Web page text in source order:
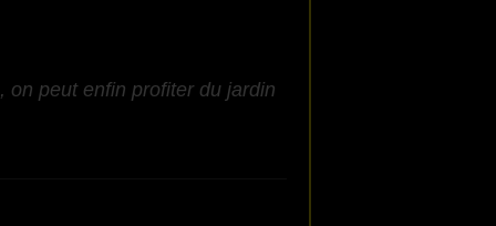
on peut enfin profiter du jardin